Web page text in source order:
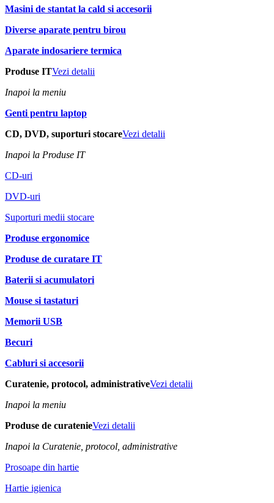
Masini de stantat la cald si accesorii
Diverse aparate pentru birou
Aparate indosariere termica
Produse ITVezi detalii
Inapoi la meniu
Genti pentru laptop
CD, DVD, suporturi stocareVezi detalii
Inapoi la Produse IT
CD-uri
DVD-uri
Suporturi medii stocare
Produse ergonomice
Produse de curatare IT
Baterii si acumulatori
Mouse si tastaturi
Memorii USB
Becuri
Cabluri si accesorii
Curatenie, protocol, administrativeVezi detalii
Inapoi la meniu
Produse de curatenieVezi detalii
Inapoi la Curatenie, protocol, administrative
Prosoape din hartie
Hartie igienica